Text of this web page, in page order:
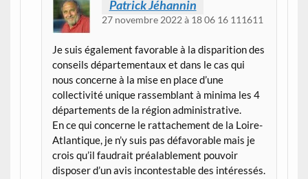
Patrick Jéhannin
27 novembre 2022 à 18 06 16 111611
Je suis également favorable à la disparition des
conseils départementaux et dans le cas qui
nous concerne à la mise en place d’une
collectivité unique rassemblant à minima les 4
départements de la région administrative.
En ce qui concerne le rattachement de la Loire-
Atlantique, je n’y suis pas défavorable mais je
crois qu’il faudrait préalablement pouvoir
disposer d’un avis incontestable des intéressés.